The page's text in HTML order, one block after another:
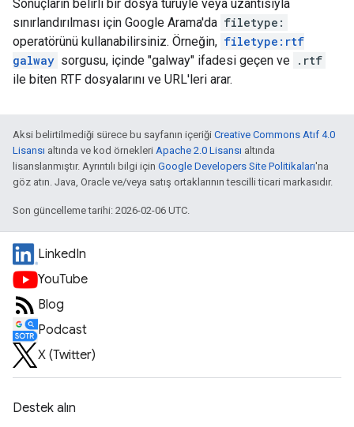
Sonuçların belirli bir dosya türüyle veya uzantısıyla
sınırlandırılması için Google Arama'da filetype:
operatörünü kullanabilirsiniz. Örneğin, filetype:rtf
galway sorgusu, içinde "galway" ifadesi geçen ve .rtf
ile biten RTF dosyalarını ve URL'leri arar.
Aksi belirtilmediği sürece bu sayfanın içeriği Creative Commons Atıf 4.0
Lisansı altında ve kod örnekleri Apache 2.0 Lisansı altında
lisanslanmıştır. Ayrıntılı bilgi için Google Developers Site Politikaları'na
göz atın. Java, Oracle ve/veya satış ortaklarının tescilli ticari markasıdır.
Son güncelleme tarihi: 2026-02-06 UTC.
LinkedIn
YouTube
Blog
Podcast
X (Twitter)
Destek alın